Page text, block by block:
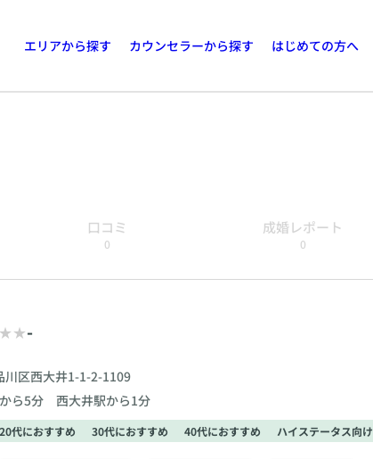
エリアから探す カウンセラーから探す はじめての方へ
口コミ
0
成婚レポート
0
-
川区西大井1-1-2-1109
ら5分 西大井駅から1分
20代におすすめ 30代におすすめ 40代におすすめ ハイステータス向け